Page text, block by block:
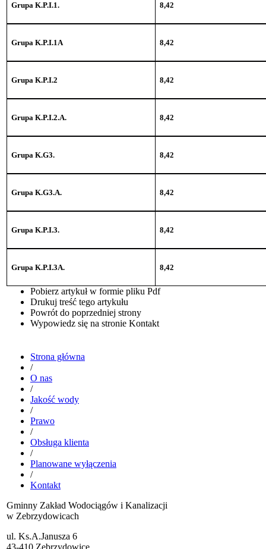
Grupa K.P.I.1. 8,42
Grupa K.P.I.1A 8,42
Grupa K.P.I.2 8,42
Grupa K.P.I.2.A. 8,42
Grupa K.G3. 8,42
Grupa K.G3.A. 8,42
Grupa K.P.I.3. 8,42
Grupa K.P.I.3A. 8,42
Pobierz artykuł w formie pliku Pdf
Drukuj treść tego artykułu
Powrót do poprzedniej strony
Wypowiedz się na stronie Kontakt
Strona główna
/
O nas
/
Jakość wody
/
Prawo
/
Obsługa klienta
/
Planowane wyłączenia
/
Kontakt
Gminny Zakład Wodociągów i Kanalizacji
w Zebrzydowicach
ul. Ks.A.Janusza 6
43-410 Zebrzydowice